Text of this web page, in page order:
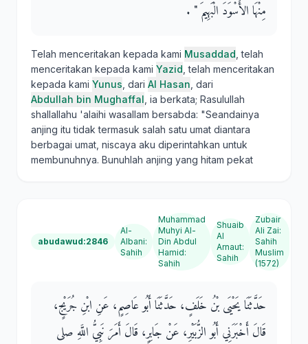
مِنْهَا الأَسْوَدَ الْبَهِيمَ ‏"‏ ‏.‏
Telah menceritakan kepada kami Musaddad , telah
menceritakan kepada kami Yazid , telah menceritakan
kepada kami Yunus , dari Al Hasan , dari
Abdullah bin Mughaffal , ia berkata; Rasulullah
shallallahu 'alaihi wasallam bersabda: "Seandainya
anjing itu tidak termasuk salah satu umat diantara
berbagai umat, niscaya aku diperintahkan untuk
membunuhnya. Bunuhlah anjing yang hitam pekat
abudawud:2846
Al-
Albani:
Sahih
Muhammad
Muhyi Al-
Din Abdul
Hamid:
Sahih
Shuaib
Al
Arnaut:
Sahih
Zubair
Ali Zai:
Sahih
Muslim
(1572)
حَدَّثَنَا يَحْيَى بْنُ خَلَفٍ، حَدَّثَنَا أَبُو عَاصِمٍ، عَنِ ابْنِ جُرَيْجٍ،
قَالَ أَخْبَرَنِي أَبُو الزُّبَيْرِ، عَنْ جَابِرٍ، قَالَ أَمَرَ نَبِيُّ اللَّهِ صلى